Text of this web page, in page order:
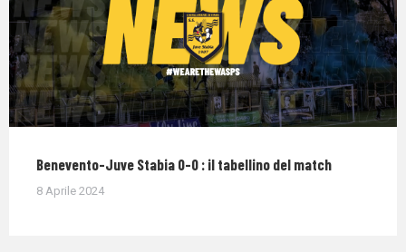
Benevento-Juve Stabia 0-0 : il tabellino del match
8 Aprile 2024